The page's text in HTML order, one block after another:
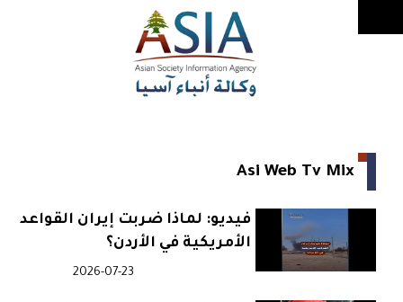
Asi Web Tv Mix
فيديو: لماذا ضربت إيران القواعد
الأمريكية في الأردن؟
2026-07-23